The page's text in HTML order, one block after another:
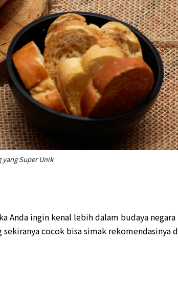
yang Super Unik
Anda ingin kenal lebih dalam budaya negara
cocok bisa simak rekomendasinya